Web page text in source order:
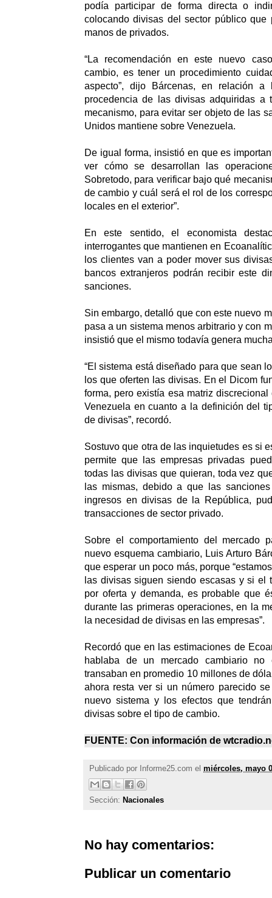
podía participar de forma directa o
colocando divisas del sector público que
manos de privados.
“La recomendación en este nuevo
cambio, es tener un procedimiento
aspecto”, dijo Bárcenas, en relación
procedencia de las divisas adquiridas a
mecanismo, para evitar ser objeto de las
Unidos mantiene sobre Venezuela.
De igual forma, insistió en que es
ver cómo se desarrollan las
Sobretodo, para verificar bajo qué
de cambio y cuál será el rol de los
locales en el exterior”.
En este sentido, el economista
interrogantes que mantienen en
los clientes van a poder mover sus
bancos extranjeros podrán recibir este
sanciones.
Sin embargo, detalló que con este nuevo
pasa a un sistema menos arbitrario y con
insistió que el mismo todavía genera
“El sistema está diseñado para que sean
los que oferten las divisas. En el Dicom
forma, pero existía esa matriz
Venezuela en cuanto a la definición del
de divisas”, recordó.
Sostuvo que otra de las inquietudes es si
permite que las empresas privadas
todas las divisas que quieran, toda vez
las mismas, debido a que las
ingresos en divisas de la República,
transacciones de sector privado.
Sobre el comportamiento del mercado
nuevo esquema cambiario, Luis Arturo
que esperar un poco más, porque
las divisas siguen siendo escasas y si el
por oferta y demanda, es probable que
durante las primeras operaciones, en la
la necesidad de divisas en las empresas”.
Recordó que en las estimaciones de
hablaba de un mercado cambiario
transaban en promedio 10 millones de
ahora resta ver si un número parecido
nuevo sistema y los efectos que
divisas sobre el tipo de cambio.
FUENTE: Con información de
Publicado por Informe25.com el miércoles, mayo
Sección: Nacionales
No hay comentarios:
Publicar un comentario